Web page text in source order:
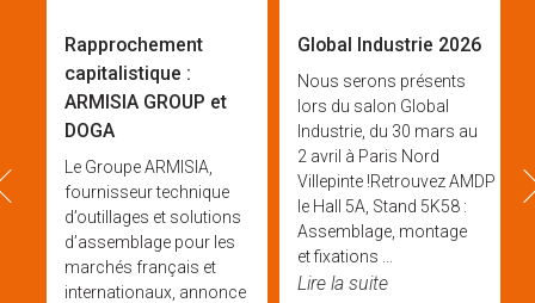
Rapprochement
capitalistique :
ARMISIA GROUP et
DOGA
Le Groupe ARMISIA,
fournisseur technique
d’outillages et solutions
d’assemblage pour les
marchés français et
internationaux, annonce
Global Industrie 2026
Nous serons présents
lors du salon Global
Industrie, du 30 mars au
2 avril à Paris Nord
Villepinte !Retrouvez AMDP &
le Hall 5A, Stand 5K58 :
Assemblage, montage
et fixations ...
Lire la suite
prev